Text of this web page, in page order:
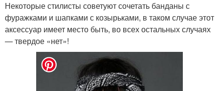
Некоторые стилисты советуют сочетать банданы с
фуражками и шапками с козырьками, в таком случае этот
аксессуар имеет место быть, во всех остальных случаях
— твердое «нет»!